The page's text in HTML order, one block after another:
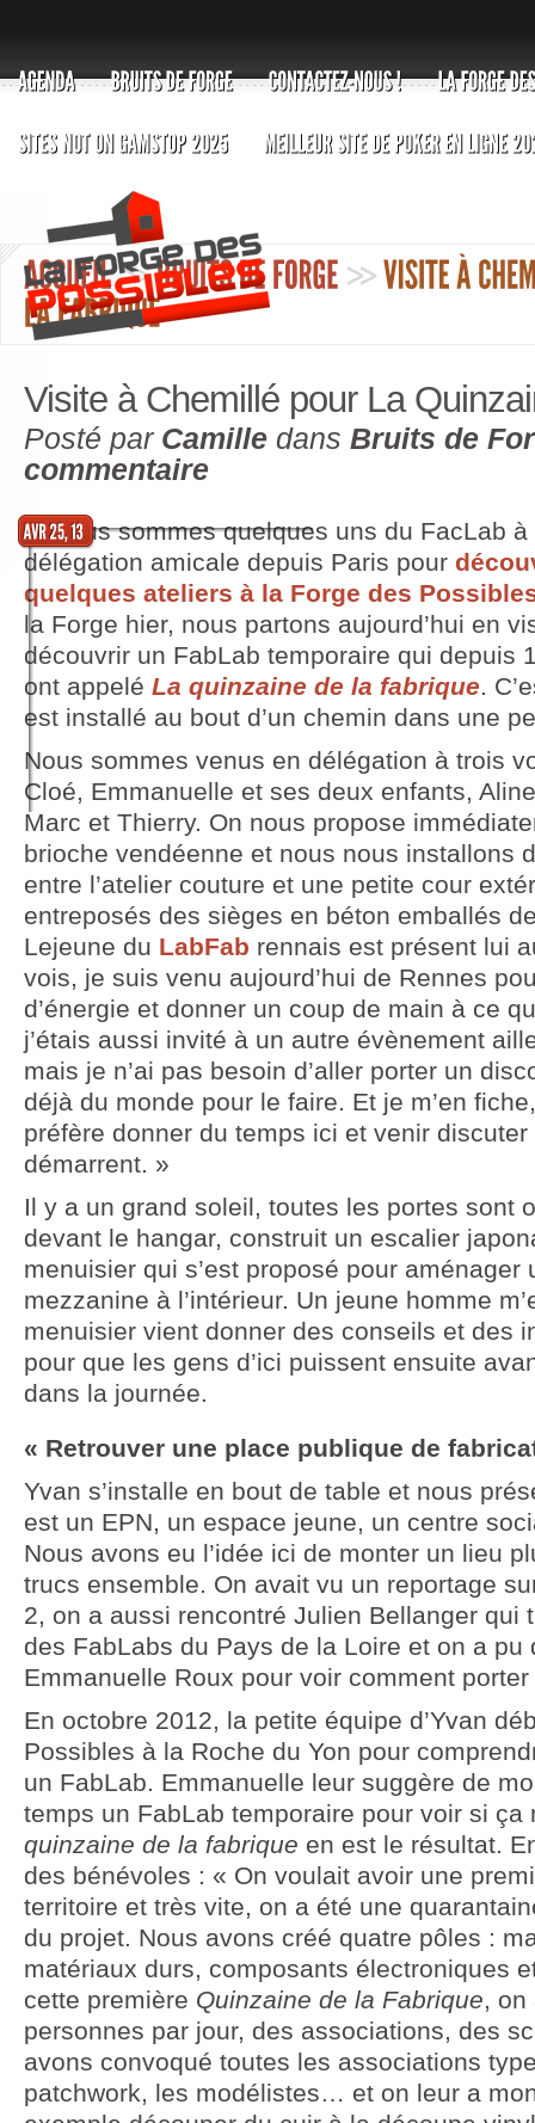
Visite à Chemillé pour La
Posté par Camille dans Bruits de
commentaire
Nous sommes quelques uns du FacLab
délégation amicale depuis Paris pour
quelques ateliers à la Forge des
la Forge hier, nous partons aujourd’hui en
découvrir un FabLab temporaire qui depuis
ont appelé La quinzaine de la fabrique.
est installé au bout d’un chemin dans une
Nous sommes venus en délégation à trois
Cloé, Emmanuelle et ses deux enfants,
Marc et Thierry. On nous propose
brioche vendéenne et nous nous installons
entre l’atelier couture et une petite cour
entreposés des sièges en béton emballés
Lejeune du LabFab rennais est présent lui
vois, je suis venu aujourd’hui de Rennes
d’énergie et donner un coup de main à ce
j’étais aussi invité à un autre évènement
mais je n’ai pas besoin d’aller porter un
déjà du monde pour le faire. Et je m’en
préfère donner du temps ici et venir
démarrent. »
Il y a un grand soleil, toutes les portes sont
devant le hangar, construit un escalier
menuisier qui s’est proposé pour aménager
mezzanine à l’intérieur. Un jeune homme
menuisier vient donner des conseils et des
pour que les gens d’ici puissent ensuite
dans la journée.
« Retrouver une place publique de
Yvan s’installe en bout de table et nous
est un EPN, un espace jeune, un centre
Nous avons eu l’idée ici de monter un lieu
trucs ensemble. On avait vu un reportage
2, on a aussi rencontré Julien Bellanger qui
des FabLabs du Pays de la Loire et on a pu
Emmanuelle Roux pour voir comment
En octobre 2012, la petite équipe d’Yvan
Possibles à la Roche du Yon pour
un FabLab. Emmanuelle leur suggère de
temps un FabLab temporaire pour voir si
quinzaine de la fabrique en est le résultat.
des bénévoles : « On voulait avoir une
territoire et très vite, on a été une
du projet. Nous avons créé quatre pôles :
matériaux durs, composants électroniques
cette première Quinzaine de la Fabrique, on
personnes par jour, des associations, des
avons convoqué toutes les associations
patchwork, les modélistes… et on leur a